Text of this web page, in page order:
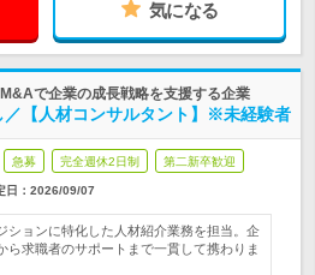
気になる
で企業の成長戦略を支援する企業
／【人材コンサルタント】※未経験者
急募 完全週休2日制 第二新卒歓迎
日： 2026/09/07
ションに特化した人材紹介業務を担当。企
ら求職者のサポートまで一貫して携わりま